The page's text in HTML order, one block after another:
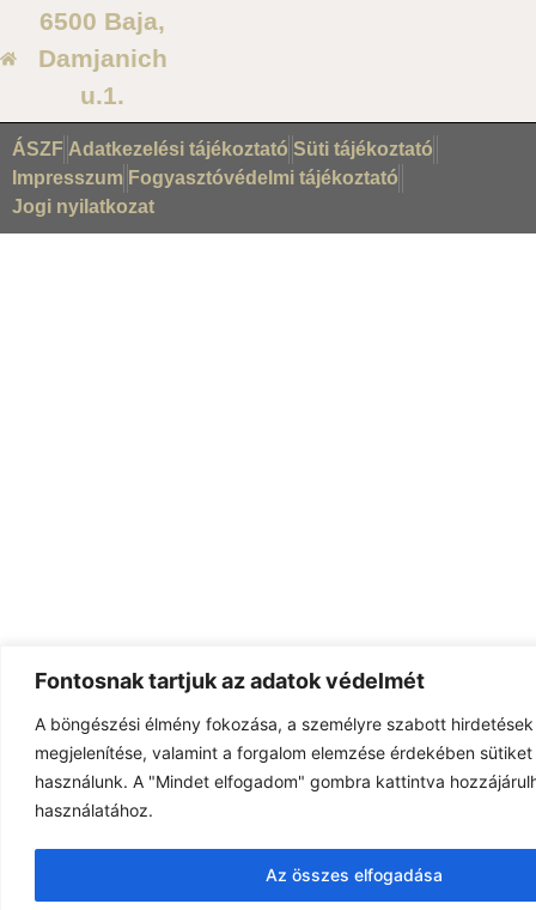
Fontosnak tartjuk az adatok védelmét
A böngészési élmény fokozása, a személyre szabott
megjelenítése, valamint a forgalom elemzése érdekében
használunk. A "Mindet elfogadom" gombra kattintva
használatához.
Az összes elfogadása
6500 Baja,
Damjanich
u.1.
ÁSZF Adatkezelési tájékoztató Süti tájékoztató
Impresszum Fogyasztóvédelmi tájékoztató
Jogi nyilatkozat